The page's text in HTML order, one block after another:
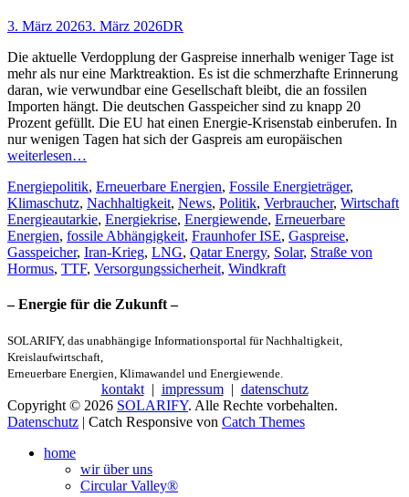
Veröffentlicht
3. März 20263. März 2026Autor
DR
Die aktuelle Verdopplung der Gaspreise innerhalb weniger Tage ist
mehr als nur eine Marktreaktion. Es ist die schmerzhafte Erinnerung
daran, wie verwundbar eine Gesellschaft bleibt, die an fossilen
Importen hängt. Die deutschen Gasspeicher sind zu knapp 20
Prozent gefüllt. Die EU hat einen Energie-Krisenstab einberufen. In
nur wenigen Tagen hat sich der Gaspreis am europäischen
weiterlesen…
Kategorien
Energiepolitik, Erneuerbare Energien, Fossile Energieträger,
Klimaschutz, Nachhaltigkeit, News, Politik, Verbraucher, Wirtschaft
Energieautarkie, Energiekrise, Energiewende, Erneuerbare
Energien, fossile Abhängigkeit, Fraunhofer ISE, Gaspreise,
Gasspeicher, Iran-Krieg, LNG, Qatar Energy, Solar, Straße von
Hormus, TTF, Versorgungssicherheit, Windkraft
– Energie für die Zukunft –
SOLARIFY, das unabhängige Informationsportal für Nachhaltigkeit,
Kreislaufwirtschaft,
Erneuerbare Energien, Klimawandel und Energiewende.
kontakt| impressum| datenschutz
Copyright © 2026 SOLARIFY. Alle Rechte vorbehalten.
Datenschutz | Catch Responsive von Catch Themes
oben
home
wir über uns
Circular Valley®